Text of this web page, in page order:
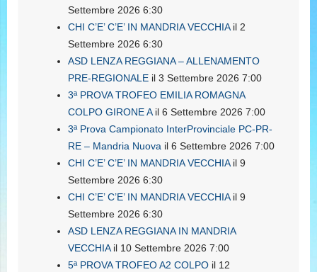
Settembre 2026 6:30
CHI C’E’ C’E’ IN MANDRIA VECCHIAil 2
Settembre 2026 6:30
ASD LENZA REGGIANA – ALLENAMENTO
PRE-REGIONALE il 3 Settembre 2026 7:00
3ª PROVA TROFEO EMILIA ROMAGNA
COLPO GIRONE Ail 6 Settembre 2026 7:00
3ª Prova Campionato InterProvinciale PC-PR-
RE – Mandria Nuova il 6 Settembre 2026 7:00
CHI C’E’ C’E’ IN MANDRIA VECCHIAil 9
Settembre 2026 6:30
CHI C’E’ C’E’ IN MANDRIA VECCHIAil 9
Settembre 2026 6:30
ASD LENZA REGGIANA IN MANDRIA
VECCHIAil 10 Settembre 2026 7:00
5ª PROVA TROFEO A2 COLPO il 12